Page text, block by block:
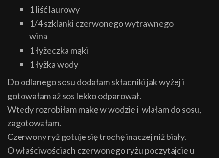
1 liść laurowy
1/4 szklanki czerwonego wytrawnego
wina
1 łyżeczka mąki
1 łyżka wody
Do odlanego sosu dodałam składniki jak wyżej i
gotowałam aż sos lekko odparował.
Wtedy rozrobiłam mąkę w wodzie i wlałam do sosu,
zagotowałam.
Czerwony ryż gotuje się trochę inaczej niż biały.
O właściwościach czerwonego ryżu poczytajcie u